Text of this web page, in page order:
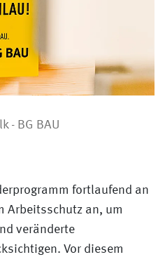
- BG BAU
fortlaufend an
Arbeitsschutz an, um
veränderte
Vor diesem